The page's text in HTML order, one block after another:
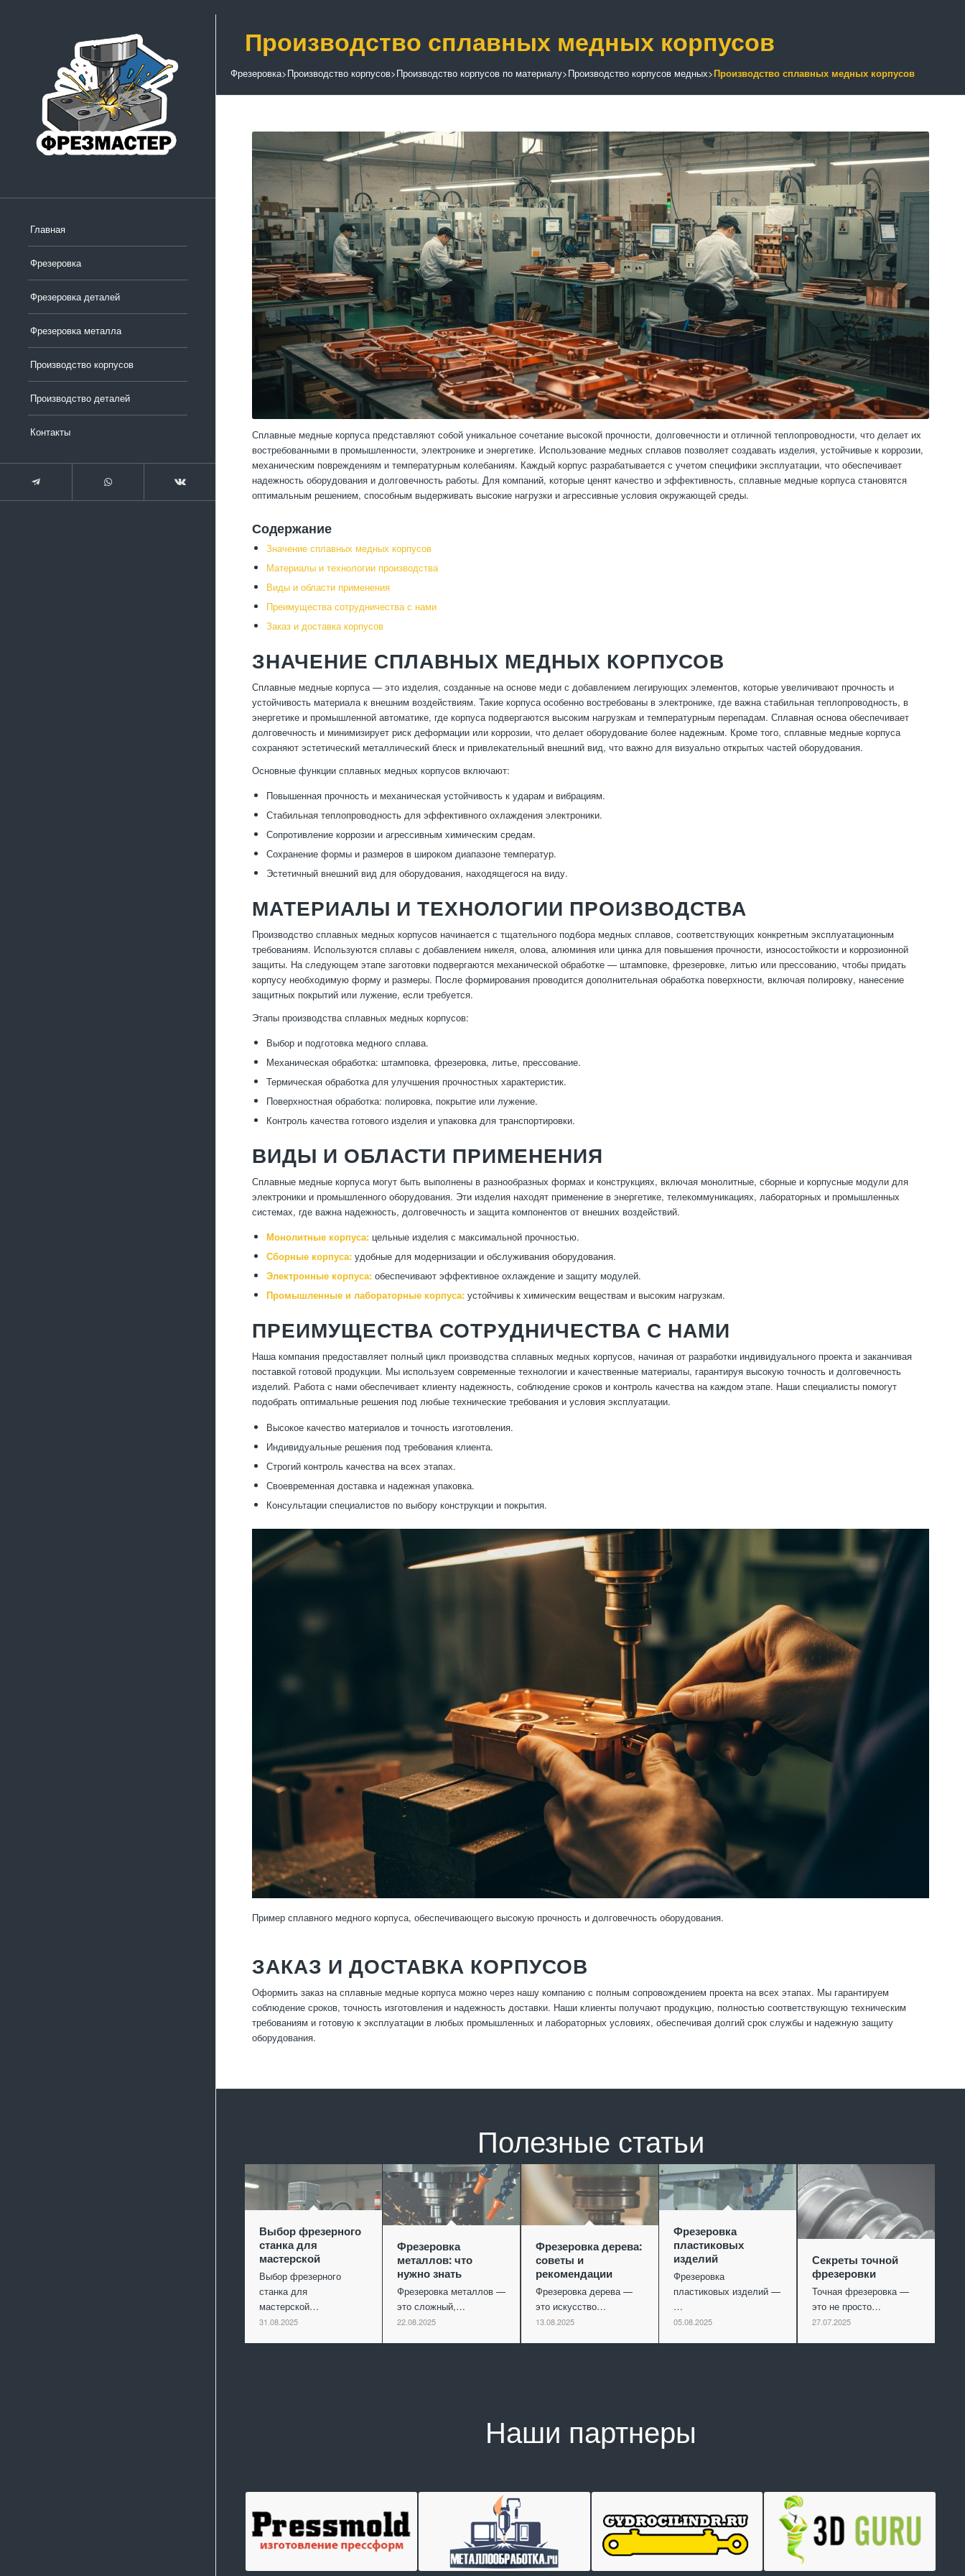
Главная
Фрезеровка
Фрезеровка деталей
Фрезеровка металла
Производство корпусов
Производство деталей
Контакты
Производство сплавных медных корпусов
Фрезеровка>Производство корпусов>Производство корпусов по материалу>Производство корпусов медных>Производство сплавных медных корпусов
Сплавные медные корпуса представляют собой уникальное сочетание высокой прочности, долговечности и отличной теплопроводности, что делает их
востребованными в промышленности, электронике и энергетике. Использование медных сплавов позволяет создавать изделия, устойчивые к коррозии,
механическим повреждениям и температурным колебаниям. Каждый корпус разрабатывается с учетом специфики эксплуатации, что обеспечивает
надежность оборудования и долговечность работы. Для компаний, которые ценят качество и эффективность, сплавные медные корпуса становятся
оптимальным решением, способным выдерживать высокие нагрузки и агрессивные условия окружающей среды.
Содержание
Значение сплавных медных корпусов
Материалы и технологии производства
Виды и области применения
Преимущества сотрудничества с нами
Заказ и доставка корпусов
ЗНАЧЕНИЕ СПЛАВНЫХ МЕДНЫХ КОРПУСОВ
Сплавные медные корпуса — это изделия, созданные на основе меди с добавлением легирующих элементов, которые увеличивают прочность и
устойчивость материала к внешним воздействиям. Такие корпуса особенно востребованы в электронике, где важна стабильная теплопроводность, в
энергетике и промышленной автоматике, где корпуса подвергаются высоким нагрузкам и температурным перепадам. Сплавная основа обеспечивает
долговечность и минимизирует риск деформации или коррозии, что делает оборудование более надежным. Кроме того, сплавные медные корпуса
сохраняют эстетический металлический блеск и привлекательный внешний вид, что важно для визуально открытых частей оборудования.
Основные функции сплавных медных корпусов включают:
Повышенная прочность и механическая устойчивость к ударам и вибрациям.
Стабильная теплопроводность для эффективного охлаждения электроники.
Сопротивление коррозии и агрессивным химическим средам.
Сохранение формы и размеров в широком диапазоне температур.
Эстетичный внешний вид для оборудования, находящегося на виду.
МАТЕРИАЛЫ И ТЕХНОЛОГИИ ПРОИЗВОДСТВА
Производство сплавных медных корпусов начинается с тщательного подбора медных сплавов, соответствующих конкретным эксплуатационным
требованиям. Используются сплавы с добавлением никеля, олова, алюминия или цинка для повышения прочности, износостойкости и коррозионной
защиты. На следующем этапе заготовки подвергаются механической обработке — штамповке, фрезеровке, литью или прессованию, чтобы придать
корпусу необходимую форму и размеры. После формирования проводится дополнительная обработка поверхности, включая полировку, нанесение
защитных покрытий или лужение, если требуется.
Этапы производства сплавных медных корпусов:
Выбор и подготовка медного сплава.
Механическая обработка: штамповка, фрезеровка, литье, прессование.
Термическая обработка для улучшения прочностных характеристик.
Поверхностная обработка: полировка, покрытие или лужение.
Контроль качества готового изделия и упаковка для транспортировки.
ВИДЫ И ОБЛАСТИ ПРИМЕНЕНИЯ
Сплавные медные корпуса могут быть выполнены в разнообразных формах и конструкциях, включая монолитные, сборные и корпусные модули для
электроники и промышленного оборудования. Эти изделия находят применение в энергетике, телекоммуникациях, лабораторных и промышленных
системах, где важна надежность, долговечность и защита компонентов от внешних воздействий.
Монолитные корпуса: цельные изделия с максимальной прочностью.
Сборные корпуса: удобные для модернизации и обслуживания оборудования.
Электронные корпуса: обеспечивают эффективное охлаждение и защиту модулей.
Промышленные и лабораторные корпуса: устойчивы к химическим веществам и высоким нагрузкам.
ПРЕИМУЩЕСТВА СОТРУДНИЧЕСТВА С НАМИ
Наша компания предоставляет полный цикл производства сплавных медных корпусов, начиная от разработки индивидуального проекта и заканчивая
поставкой готовой продукции. Мы используем современные технологии и качественные материалы, гарантируя высокую точность и долговечность
изделий. Работа с нами обеспечивает клиенту надежность, соблюдение сроков и контроль качества на каждом этапе. Наши специалисты помогут
подобрать оптимальные решения под любые технические требования и условия эксплуатации.
Высокое качество материалов и точность изготовления.
Индивидуальные решения под требования клиента.
Строгий контроль качества на всех этапах.
Своевременная доставка и надежная упаковка.
Консультации специалистов по выбору конструкции и покрытия.
Пример сплавного медного корпуса, обеспечивающего высокую прочность и долговечность оборудования.
ЗАКАЗ И ДОСТАВКА КОРПУСОВ
Оформить заказ на сплавные медные корпуса можно через нашу компанию с полным сопровождением проекта на всех этапах. Мы гарантируем
соблюдение сроков, точность изготовления и надежность доставки. Наши клиенты получают продукцию, полностью соответствующую техническим
требованиям и готовую к эксплуатации в любых промышленных и лабораторных условиях, обеспечивая долгий срок службы и надежную защиту
оборудования.
Полезные статьи
Выбор фрезерного
станка для
мастерской
Выбор фрезерного
станка для
мастерской…
31.08.2025
Фрезеровка
металлов: что
нужно знать
Фрезеровка металлов —
это сложный,…
22.08.2025
Фрезеровка дерева:
советы и
рекомендации
Фрезеровка дерева —
это искусство…
13.08.2025
Фрезеровка
пластиковых
изделий
Фрезеровка
пластиковых изделий —
…
05.08.2025
Секреты точной
фрезеровки
Точная фрезеровка —
это не просто…
27.07.2025
Наши партнеры